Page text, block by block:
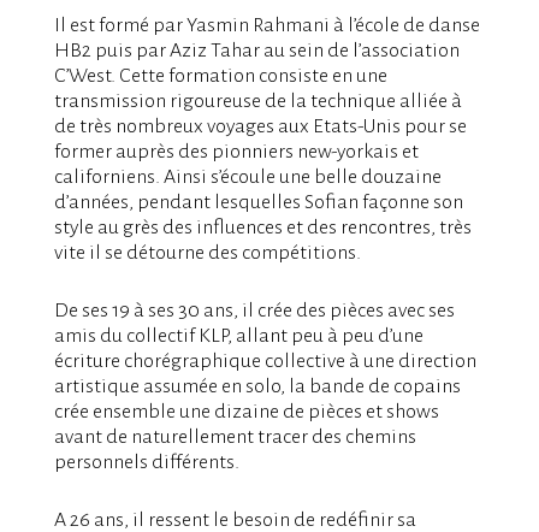
Il est formé par Yasmin Rahmani à l’école de danse
HB2 puis par Aziz Tahar au sein de l’association
C’West. Cette formation consiste en une
transmission rigoureuse de la technique alliée à
de très nombreux voyages aux Etats-Unis pour se
former auprès des pionniers new-yorkais et
californiens. Ainsi s’écoule une belle douzaine
d’années, pendant lesquelles Sofian façonne son
style au grès des influences et des rencontres, très
vite il se détourne des compétitions.
De ses 19 à ses 30 ans, il crée des pièces avec ses
amis du collectif KLP, allant peu à peu d’une
écriture chorégraphique collective à une direction
artistique assumée en solo, la bande de copains
crée ensemble une dizaine de pièces et shows
avant de naturellement tracer des chemins
personnels différents.
A 26 ans, il ressent le besoin de redéfinir sa